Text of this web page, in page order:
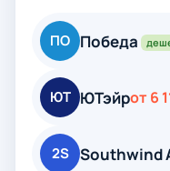
ПО Победа
ЮТ ЮТэйрот 6
2S Southwind